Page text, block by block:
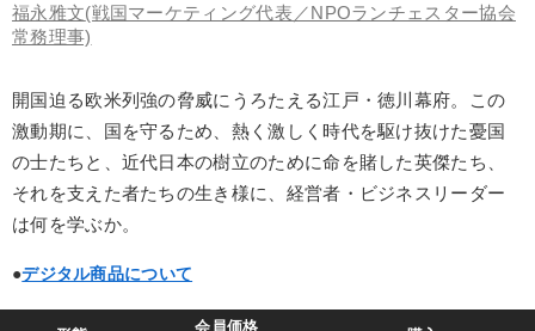
IT・サービス・金融業 コンサルタント 専門家
キーワード
福永雅文(戦国マーケティング代表／NPOランチェスター協会
常務理事)
開国迫る欧米列強の脅威にうろたえる江戸・徳川幕府。この
激動期に、国を守るため、熱く激しく時代を駆け抜けた憂国
の士たちと、近代日本の樹立のために命を賭した英傑たち、
それを支えた者たちの生き様に、経営者・ビジネスリーダー
は何を学ぶか。
●デジタル商品について
会員価格